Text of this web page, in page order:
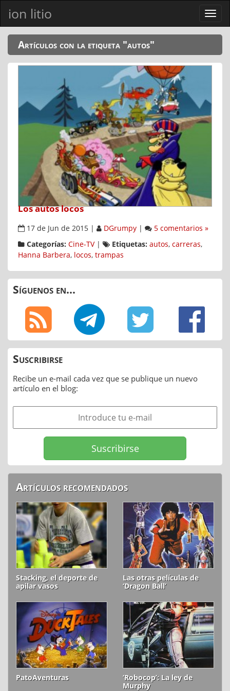
ion litio
Ver
menú
Artículos con la etiqueta "autos"
Los autos locos
17 de Jun de 2015 DGrumpy
5 comentarios »
Categorías: Cine-TV| Etiquetas: autos, carreras,
Hanna Barbera, locos, trampas
Síguenos en...
Suscribirse
Recibe un e-mail cada vez que se publique un nuevo
artículo en el blog:
Artículos recomendados
Stacking, el deporte de
apilar vasos
Las otras películas de
‘Dragon Ball’
PatoAventuras
‘Robocop’: La ley de
Murphy